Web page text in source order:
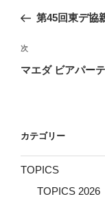
ナ
ビ
ゲ
ン
の
稿
第45回東デ協
次
の
次
マエダ ビアパー
カテゴリー
TOPICS
TOPICS 2026